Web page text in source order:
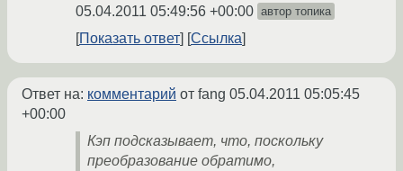
05.04.2011 05:49:56 +00:00 автор топика
Показать ответ Ссылка
Ответ на: комментарий от fang 05.04.2011 05:05:45
+00:00
Кэп подсказывает, что, поскольку
преобразование обратимо,